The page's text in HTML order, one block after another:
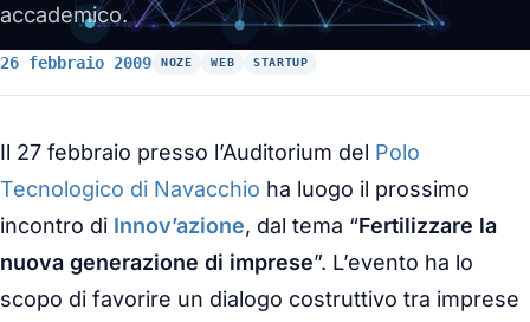
accademico.
26 febbraio 2009 NOZE WEB STARTUP
Il 27 febbraio presso l’Auditorium del Polo
Tecnologico di Navacchio ha luogo il prossimo
incontro di Innov’azione, dal tema “Fertilizzare la
nuova generazione di imprese”. L’evento ha lo
scopo di favorire un dialogo costruttivo tra imprese